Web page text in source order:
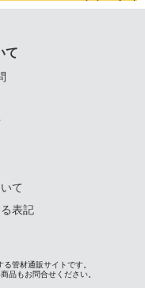
て
て
表記
管材通販サイトです。
品もお問合せください。